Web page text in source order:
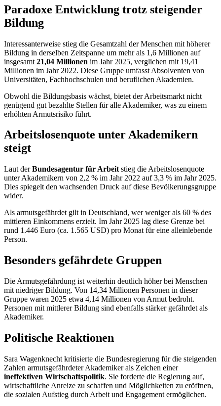
Paradoxe Entwicklung trotz steigender
Bildung
Interessanterweise stieg die Gesamtzahl der Menschen mit höherer
Bildung in derselben Zeitspanne um mehr als 1,6 Millionen auf
insgesamt 21,04 Millionen im Jahr 2025, verglichen mit 19,41
Millionen im Jahr 2022. Diese Gruppe umfasst Absolventen von
Universitäten, Fachhochschulen und beruflichen Akademien.
Obwohl die Bildungsbasis wächst, bietet der Arbeitsmarkt nicht
genügend gut bezahlte Stellen für alle Akademiker, was zu einem
erhöhten Armutsrisiko führt.
Arbeitslosenquote unter Akademikern
steigt
Laut derBundesagentur für Arbeit stieg die Arbeitslosenquote
unter Akademikern von 2,2 % im Jahr 2022 auf 3,3 % im Jahr 2025.
Dies spiegelt den wachsenden Druck auf diese Bevölkerungsgruppe
wider.
Als armutsgefährdet gilt in Deutschland, wer weniger als 60 % des
mittleren Einkommens erzielt. Im Jahr 2025 lag diese Grenze bei
rund 1.446 Euro (ca. 1.565 USD) pro Monat für eine alleinlebende
Person.
Besonders gefährdete Gruppen
Die Armutsgefährdung ist weiterhin deutlich höher bei Menschen
mit niedriger Bildung. Von 14,34 Millionen Personen in dieser
Gruppe waren 2025 etwa 4,14 Millionen von Armut bedroht.
Personen mit mittlerer Bildung sind ebenfalls stärker gefährdet als
Akademiker.
Politische Reaktionen
Sara Wagenknecht kritisierte die Bundesregierung für die steigenden
Zahlen armutsgefährdeter Akademiker als Zeichen einer
ineffektiven Wirtschaftspolitik. Sie forderte die Regierung auf,
wirtschaftliche Anreize zu schaffen und Möglichkeiten zu eröffnen,
die sozialen Aufstieg durch Arbeit und Engagement ermöglichen.